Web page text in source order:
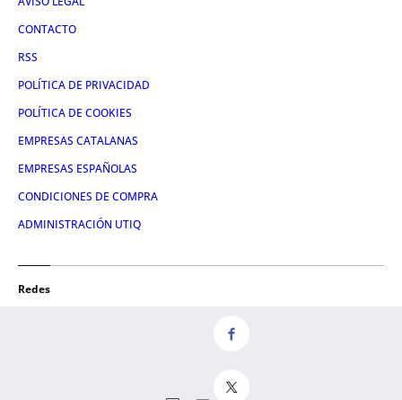
CONTACTO
RSS
POLÍTICA DE PRIVACIDAD
POLÍTICA DE COOKIES
EMPRESAS CATALANAS
EMPRESAS ESPAÑOLAS
CONDICIONES DE COMPRA
ADMINISTRACIÓN UTIQ
Redes